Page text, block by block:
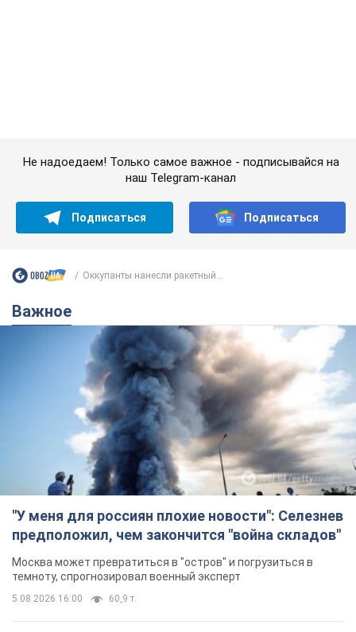
Важное
"У меня для россиян плохие новости": Селезнев
предположил, чем закончится "война складов"
Москва может превратиться в "остров" и погрузиться в
темноту, спрогнозировал военный эксперт
5.08.2026 16:00 60,9 т.
Банки "готовятся" к новому курсу
доллара: украинцам рассказали,
чего ожидать
12 часов назад 120,1 т.
"Джипинг разрушает экосистемы,